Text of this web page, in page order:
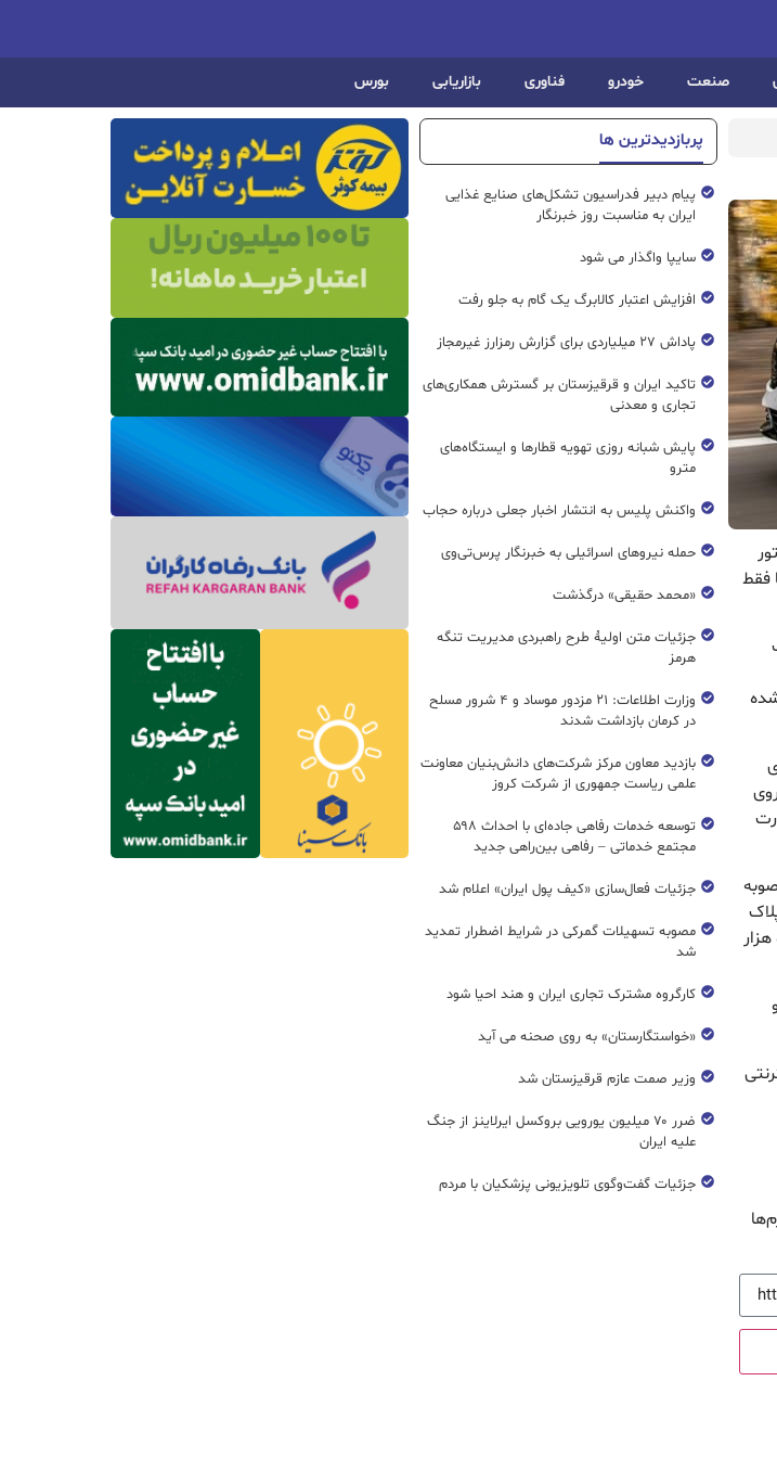
صنعت خودرو فناوری بازاریابی بورس
فقط
دولتی از سازوکار نرخ‌های قبلی حذف شده‌اند و سهمیه آن‌ها در قالب بنزین با نرخ ۵ هزار
پربازدیدترین ها
پیام دبیر فدراسیون تشکل‌های صنایع غذایی
ایران به مناسبت روز خبرنگار
سایپا واگذار می شود
افزایش اعتبار کالابرگ یک گام به جلو رفت
پاداش ۲۷ میلیاردی برای گزارش رمزارز غیرمجاز
تاکید ایران و قرقیزستان بر گسترش همکاری‌های
تجاری و معدنی
پایش شبانه روزی تهویه قطار‌ها و ایستگاه‌های
مترو
واکنش پلیس به انتشار اخبار جعلی درباره حجاب
حمله نیروهای اسرائیلی به خبرنگار پرس‌تی‌وی
«محمد حقیقی» درگذشت
جزئیات متن اولیۀ طرح راهبردی مدیریت تنگه
هرمز
وزارت اطلاعات: ۲۱ مزدور موساد و ۴ شرور مسلح
در کرمان بازداشت شدند
بازدید معاون مرکز شرکت‌های دانش‌بنیان معاونت
علمی ریاست جمهوری از شرکت کروز
توسعه خدمات رفاهی جاده‌ای با احداث ۵۹۸
مجتمع خدماتی – رفاهی بین‌راهی جدید
جزئیات فعال‌سازی «کیف پول ایران» اعلام شد
مصوبه تسهیلات گمرکی در شرایط اضطرار تمدید
شد
کارگروه مشترک تجاری ایران و هند احیا شود
«خواستگارستان» به روی صحنه می آید
وزیر صمت عازم قرقیزستان شد
ضرر ۷۰ میلیون یورویی بروکسل ایرلاینز از جنگ
علیه ایران
جزئیات گفت‌وگوی تلویزیونی پزشکیان با مردم